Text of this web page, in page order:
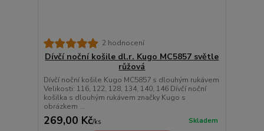
2 hodnocení
Dívčí noční košile dl.r. Kugo MC5857 světle
růžová
Dívčí noční košile Kugo MC5857 s dlouhým rukávem
Velikosti: 116, 122, 128, 134, 140, 146 Dívčí noční
košilka s dlouhým rukávem značky Kugo s
obrázkem ...
269,00 Kč/ks Skladem